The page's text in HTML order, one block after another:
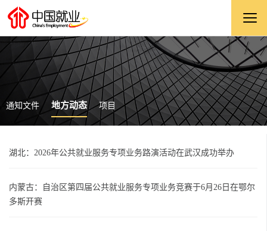
通知文件 地方动态 项目
湖北：2026年公共就业服务专项业务路演活动在武汉成功举办
内蒙古：自治区第四届公共就业服务专项业务竞赛于6月26日在鄂尔
多斯开赛